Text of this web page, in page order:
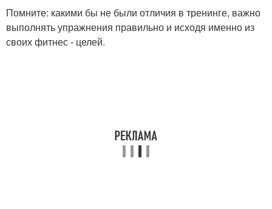
Помните: какими бы не были отличия в тренинге, важно
выполнять упражнения правильно и исходя именно из
своих фитнес - целей.